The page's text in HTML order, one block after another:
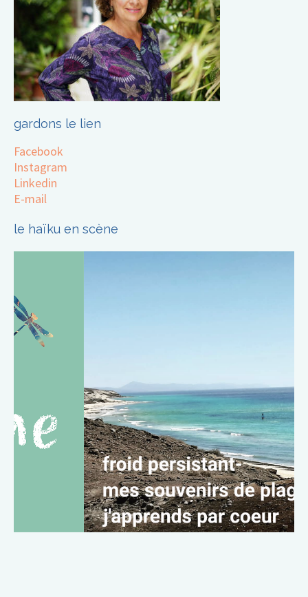
gardons le lien
Facebook
Instagram
Linkedin
E-mail
le haïku en scène